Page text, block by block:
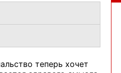
теперь хочет